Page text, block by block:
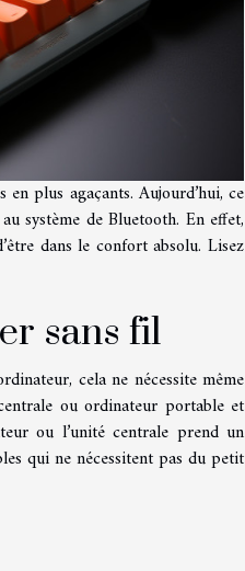
plus agaçants. Aujourd’hui, ce
système de Bluetooth. En effet,
dans le confort absolu. Lisez
sans fil
cela ne nécessite même
ou ordinateur portable et
ou l’unité centrale prend un
qui ne nécessitent pas du petit